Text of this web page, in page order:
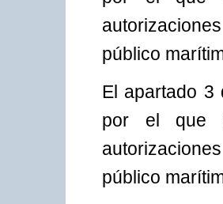
público
El apartado 3
por el que
público